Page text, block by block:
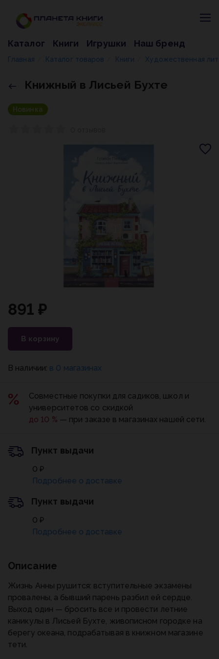
Каталог Книги Игрушки Наш бренд
Главная Каталог товаров Книги Художественная
Книжный в Лисьей Бухте
Новинка
Описание
Жизнь Анны рушится: вступительные экзамены
провалены, а бывший парень разбил ей сердце.
Выход один — бросить все и провести летние
каникулы в Лисьей Бухте, живописном городке на
берегу океана, подрабатывая в книжном магазине
тети.
891 ₽
В корзину
В наличии: в 0 магазинах
Совместные покупки для садиков, школ и
университетов со скидкой
до 10 % — при заказе в магазинах нашей сети.
Пункт выдачи
0 ₽
Подробнее о доставке
Пункт выдачи
0 ₽
Подробнее о доставке